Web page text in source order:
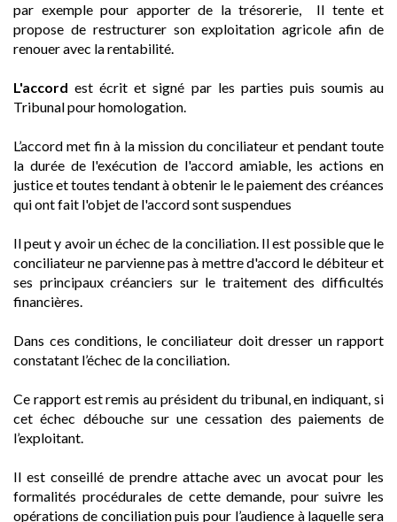
par exemple pour apporter de la trésorerie, Il tente et
propose de restructurer son exploitation agricole afin de
renouer avec la rentabilité.
L'accord est écrit et signé par les parties puis soumis au
Tribunal pour homologation.
L’accord met fin à la mission du conciliateur et pendant toute
la durée de l'exécution de l'accord amiable, les actions en
justice et toutes tendant à obtenir le le paiement des créances
qui ont fait l'objet de l'accord sont suspendues
Il peut y avoir un échec de la conciliation. Il est possible que le
conciliateur ne parvienne pas à mettre d'accord le débiteur et
ses principaux créanciers sur le traitement des difficultés
financières.
Dans ces conditions, le conciliateur doit dresser un rapport
constatant l’échec de la conciliation.
Ce rapport est remis au président du tribunal, en indiquant, si
cet échec débouche sur une cessation des paiements de
l’exploitant.
Il est conseillé de prendre attache avec un avocat pour les
formalités procédurales de cette demande, pour suivre les
opérations de conciliation puis pour l’audience à laquelle sera